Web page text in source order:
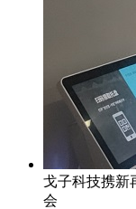
戈子科技携新
会